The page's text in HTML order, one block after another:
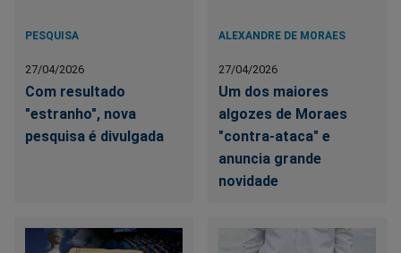
PESQUISA
27/04/2026
Com resultado
"estranho", nova
pesquisa é divulgada
ALEXANDRE DE MORAES
27/04/2026
Um dos maiores
algozes de Moraes
"contra-ataca" e
anuncia grande
novidade